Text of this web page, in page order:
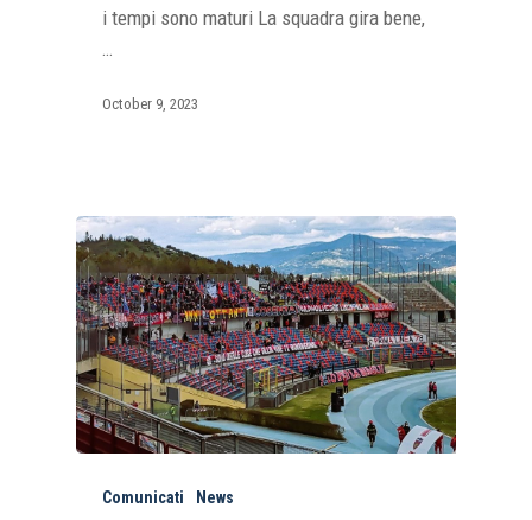
i tempi sono maturi La squadra gira bene,
October 9, 2023
Comunicati News